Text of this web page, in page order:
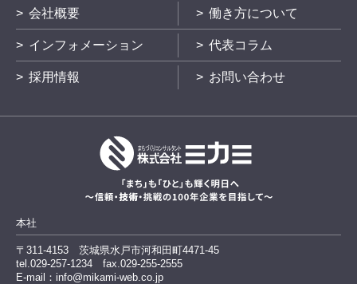
会社概要 働き方について
インフォメーション 代表コラム
採用情報 お問い合わせ
本社
〒311-4153 茨城県水戸市河和田町4471-45
tel.029-257-1234 fax.029-255-2555
E-mail：info@mikami-web.co.jp